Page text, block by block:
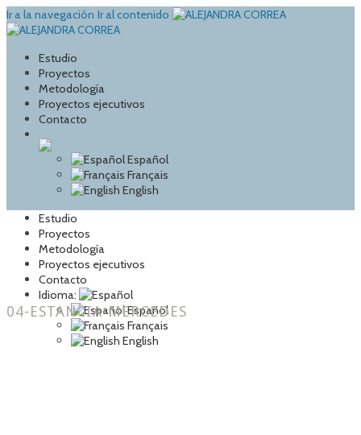
Ir a la navegación Ir al contenido
Estudio
Proyectos
Metodología
Proyectos ejecutivos
Contacto
Español
Français
English
Estudio
Proyectos
Metodología
Proyectos ejecutivos
Contacto
Idioma:
Español
Français
English
04-ESTANCIA-MERCEDES